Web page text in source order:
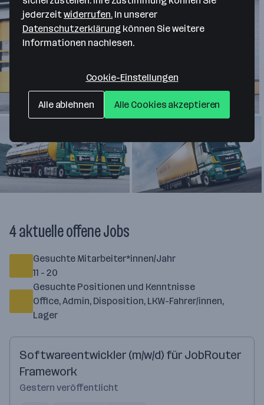
4 aktuelle offene Jobs
Gesuchte Mitarbeiter*innen/Jahr
11 - 20
Gesuchte Positionen und Kenntnisse
Office, Admin, Disposition, LKW-Fahrer/innen,
Lager
Softwareentwickler (m/w/d) für JobRouter
Framework
Gestern veröffentlicht
jederzeitwiderrufen. In unserer
Datenschutzerklärung können Sie weitere
Informationen nachlesen.
Cookie-Einstellungen
Alle ablehnen Alle Cookies akzeptieren